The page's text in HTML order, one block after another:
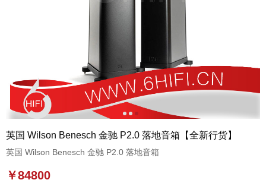
12 3
英国 Wilson Benesch 金驰 P2.0 落地音箱【全新行货】
英国 Wilson Benesch 金驰 P2.0 落地音箱
￥84800